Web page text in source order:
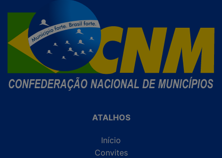
ATALHOS
Início
Convites